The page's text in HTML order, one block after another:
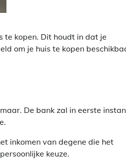
te kopen. Dit houdt in dat je
om je huis te kopen
De bank zal in eerste
inkomen van degene die het
keuze.